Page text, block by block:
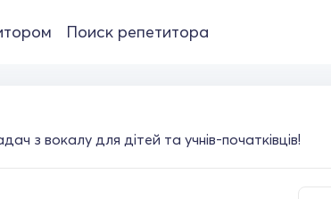
Поиск репетитора
з вокалу для дітей та учнів-початківців!